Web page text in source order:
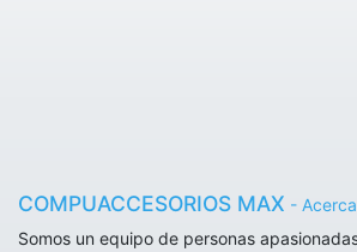
COMPUACCESORIOS MAX -
Somos un equipo de personas